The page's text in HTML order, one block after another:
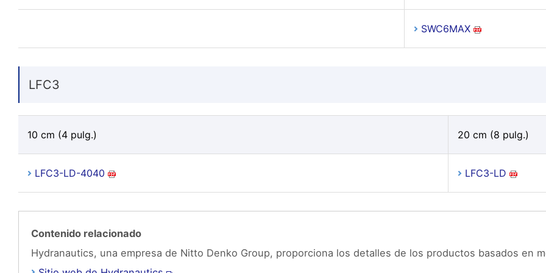
SWC6MAX
LFC3
10 cm (4 pulg.) 20 cm (8 pulg.)
LFC3-LD-4040 LFC3-LD
Contenido relacionado
Hydranautics, una empresa de Nitto Denko Group, proporciona los detalles de los productos basados en